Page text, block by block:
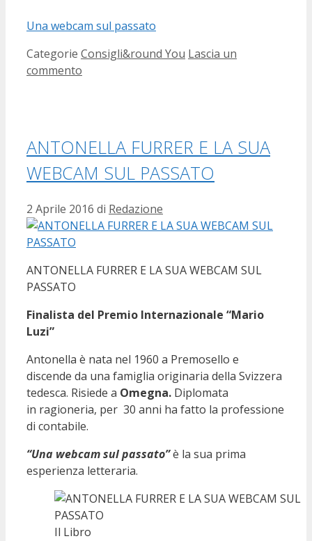
Una webcam sul passato
Categorie Consigli&round You Lascia un
commento
ANTONELLA FURRER E LA SUA
WEBCAM SUL PASSATO
2 Aprile 2016 di Redazione
ANTONELLA FURRER E LA SUA WEBCAM SUL
PASSATO
Finalista del Premio Internazionale “Mario
Luzi”
Antonella è nata nel 1960 a Premosello e
discende da una famiglia originaria della Svizzera
tedesca. Risiede a Omegna. Diplomata
in ragioneria, per 30 anni ha fatto la professione
di contabile.
“Una webcam sul passato”è la sua prima
esperienza letteraria.
Il Libro